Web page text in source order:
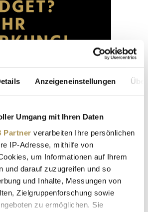
Anzeigeneinstellungen
Umgang mit Ihren Daten
Partner verarbeiten Ihre persönlichen
IP-Adresse, mithilfe von
um Informationen auf Ihrem
und darauf zuzugreifen und so
und Inhalte, Messungen von
Zielgruppenforschung sowie
zu ermöglichen. Sie